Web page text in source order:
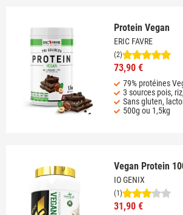
Protein Vegan
ERIC FAVRE
(2)
73,90 €
79% protéines
3 sources pois,
Sans gluten,
500g ou 1,5kg
Vegan Protein
IO GENIX
(1)
31,90 €